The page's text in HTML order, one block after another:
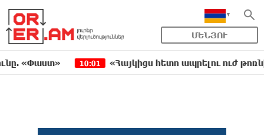
ՄԵՆՅՈՒ
10:01 «Հայկիցս հետո ապրելու ուժ